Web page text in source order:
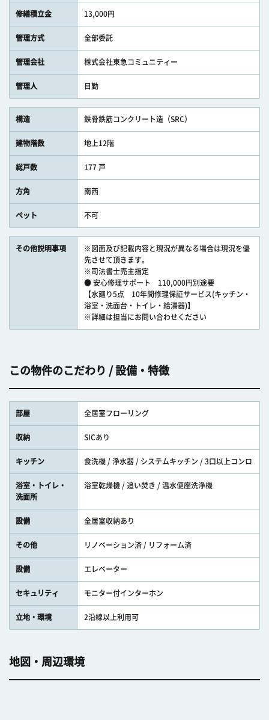
修繕積立金 13,000円
管理方式 全部委託
管理会社 株式会社東急コミュニティー
管理人 日勤
構造 鉄骨鉄筋コンクリート造（SRC）
建物階数 地上12階
総戸数 177 戸
方角 南西
ペット 不可
その他説明事項
※図面及び記載内容と現況が異なる場合は現況を優
先させて頂きます。
※司法書士売主指定
● 安心修理サポート 110,000円別途要
【水廻り5点 10年間修理保証サービス(キッチン・
浴室・洗面台・トイレ・給湯器)】
※詳細は担当にお問い合わせください
この物件のこだわり / 設備・特徴
部屋 全居室フローリング
収納 SICあり
キッチン 食洗機 / 浄水器 / システムキッチン / 3口以上コンロ
浴室・トイレ・
洗面所
浴室乾燥機 / 追い焚き / 温水便座洗浄機
設備 全居室収納あり
その他 リノベーション済 / リフォーム済
設備 エレベーター
セキュリティ モニター付インターホン
立地・環境 2沿線以上利用可
地図・周辺環境